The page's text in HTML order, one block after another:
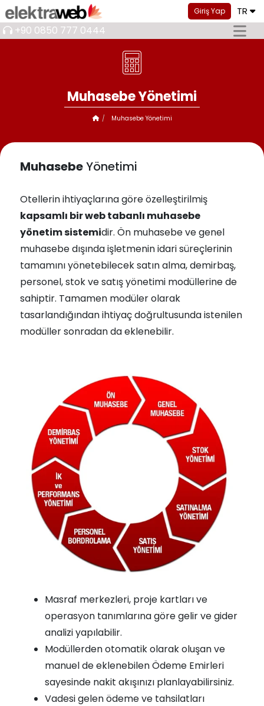
Giriş Yap TR
+90 0850 777 0444
Muhasebe Yönetimi
Muhasebe Yönetimi
MuhasebeYönetimi
Otellerin ihtiyaçlarına göre özelleştirilmiş
kapsamlı bir web tabanlı muhasebe
yönetim sistemidir. Ön muhasebe ve genel
muhasebe dışında işletmenin idari süreçlerinin
tamamını yönetebilecek satın alma, demirbaş,
personel, stok ve satış yönetimi modüllerine de
sahiptir. Tamamen modüler olarak
tasarlandığından ihtiyaç doğrultusunda istenilen
modüller sonradan da eklenebilir.
Masraf merkezleri, proje kartları ve
operasyon tanımlarına göre gelir ve gider
analizi yapılabilir.
Modüllerden otomatik olarak oluşan ve
manuel de eklenebilen Ödeme Emirleri
sayesinde nakit akışınızı planlayabilirsiniz.
Vadesi gelen ödeme ve tahsilatları